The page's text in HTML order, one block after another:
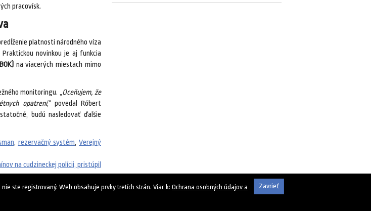
pracovísk.
platnosti národného víza
novinkou je aj funkcia
na viacerých miestach mimo
monitoringu. „Oceňujem, že
opatrení,“ povedal Róbert
budú nasledovať ďalšie
, rezervačný systém, Verejný
na cudzineckej polícii, pristúpil
15. júna 2026
Zavrieť
ste registrovaný. Web obsahuje prvky tretích strán. Viac k: Ochrana osobných údajov a